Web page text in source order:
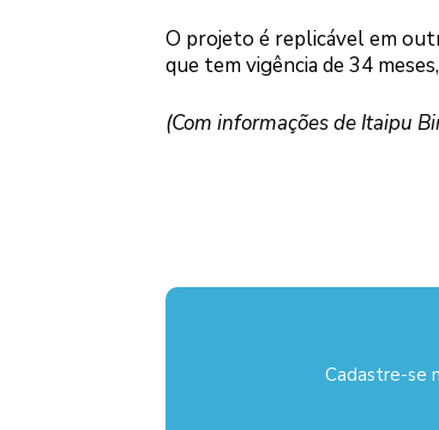
O projeto é replicável em
que tem vigência de 34
(Com informações de Itaipu
Cadastre-se